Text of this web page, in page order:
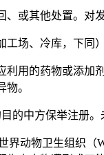
其他处置。对
、冷库，下同
的药物或添加
。
中方保举注册。
动物卫生组织（